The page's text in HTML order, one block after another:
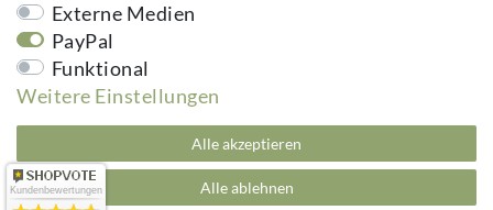
Externe Medien
PayPal
Funktional
Weitere Einstellungen
Alle akzeptieren
Alle ablehnen
kuheiga.com - Ihr Online Shop für Gartenzubehör & Wohnaccessoires | Alle
Preise inkl. ges. MwSt. zzgl.Versandkosten
plentymarkets Template von
Plenty Lions
Kundenbewertungen